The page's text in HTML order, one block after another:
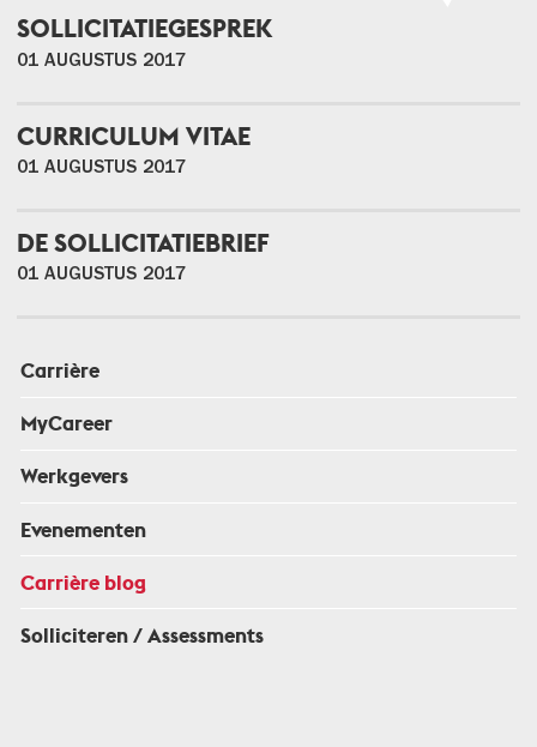
Carrière
MyCareer
Werkgevers
Evenementen
Carrière blog
Solliciteren / Assessments
SOLLICITATIEGESPREK
01 AUGUSTUS 2017
CURRICULUM VITAE
01 AUGUSTUS 2017
DE SOLLICITATIEBRIEF
01 AUGUSTUS 2017